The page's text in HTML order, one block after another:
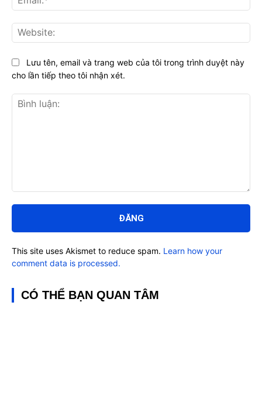
luận:
Lưu tên, email và trang web của tôi trong trình duyệt này
cho lần tiếp theo tôi nhận xét.
This site uses Akismet to reduce spam. Learn how your
comment data is processed.
CÓ THỂ BẠN QUAN TÂM